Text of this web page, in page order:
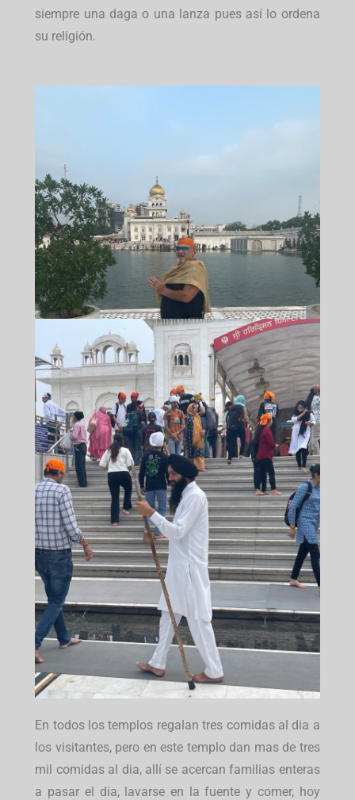
siempre una daga o una lanza pues así lo ordena
su religión.
En todos los templos regalan tres comidas al dia a
los visitantes, pero en este templo dan mas de tres
mil comidas al dia, allí se acercan familias enteras
a pasar el dia, lavarse en la fuente y comer, hoy